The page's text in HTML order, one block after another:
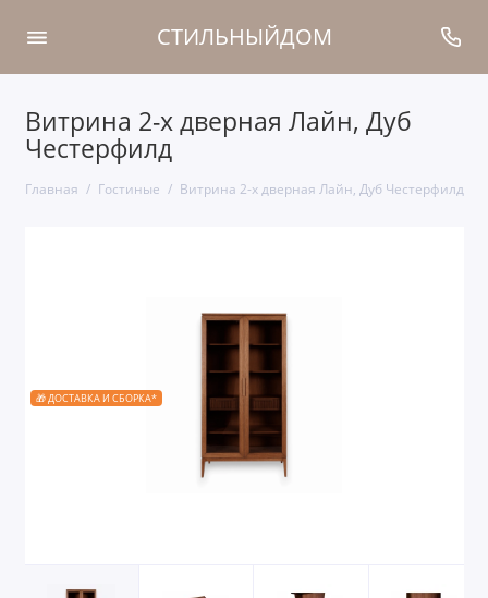
СТИЛЬНЫЙДОМ
Витрина 2-х дверная Лайн, Дуб
Честерфилд
Главная Гостиные Витрина 2-х дверная Лайн, Дуб Честерфилд
🎁 ДОСТАВКА И СБОРКА*